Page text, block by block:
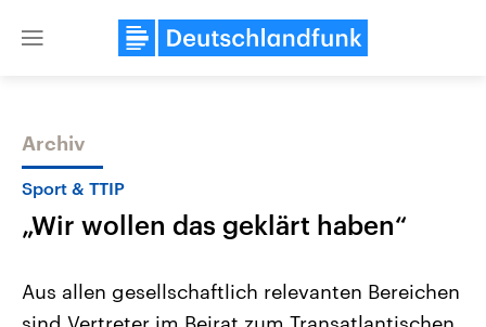
Close
Themen
Archiv
Sport & TTIP
„Wir wollen das geklärt haben“
Aus allen gesellschaftlich relevanten Bereichen